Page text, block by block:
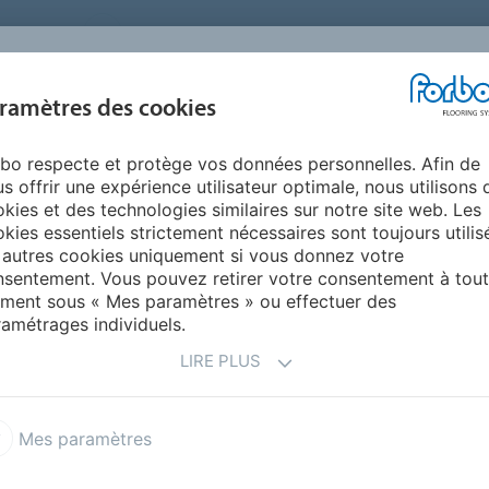
FRANCE
BLOG &
REALISATIONS
FAQ AIDE
designers - PVC compact
primeo 33|43 compact
des cookies
respecte et protège vos données personnelles. Afin de
offrir une expérience utilisateur optimale, nous utilisons
et des technologies similaires sur notre site web. Les
essentiels strictement nécessaires sont toujours
cookies uniquement si vous donnez votre
Vous pouvez retirer votre consentement à tout
sous « Mes paramètres » ou effectuer des
individuels.
LIRE PLUS
Mes paramètres